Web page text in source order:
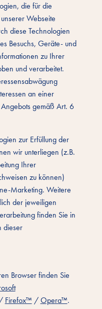
die für die
Webseite
diese Technologien
Besuchs, Geräte- und
zu Ihrer
und verarbeitet.
an einer
gemäß Art. 6
zur Erfüllung der
wir unterliegen (z.B.
Ihrer
zu können)
Marketing. Weitere
der jeweiligen
finden Sie in
dieser
Browser finden Sie
Firefox™ /Opera™.